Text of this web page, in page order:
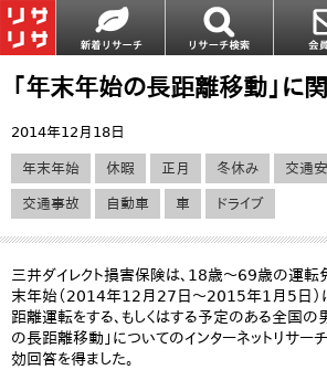
「年末年始の長距離移動」に
2014年12月18日
年末年始 休暇 正月 冬休み 交通
交通事故 自動車 車 ドライブ
三井ダイレクト損害保険は、18歳～69歳の運転
末年始（2014年12月27日～2015年1月5日）
距離運転をする、もしくはする予定のある全国の
の長距離移動」についてのインターネットリサー
効回答を得ました。